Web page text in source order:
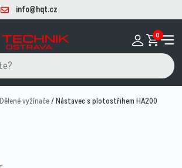
info@hqt.cz
0
Dělené vyžínače/ Nástavec s plotostřihem HA200